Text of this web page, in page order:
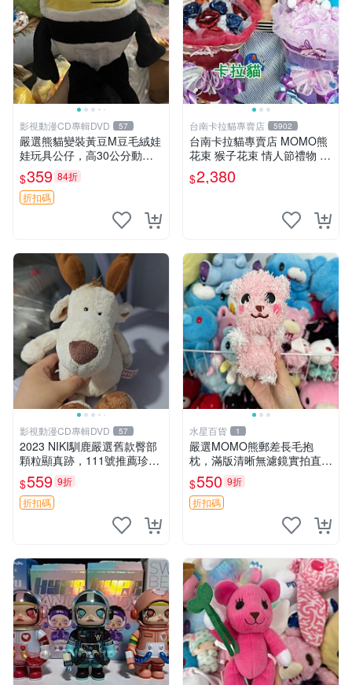
影視動漫CD專輯DVD 57
嚴選熊貓變裝黃豆M豆毛絨娃
娃玩具公仔，高30公分動漫
周邊 熊貓 變裝 公仔
$359 84折
折扣碼
台南卡拉貓專賣店 5902
台南卡拉貓專賣店 MOMO熊
花束 猴子花束 情人節禮物 二
選一 可繡字 可今天寄明天到
$2,380
影視動漫CD專輯DVD 57
2023 NIKI馴鹿嚴選舊款臀部
顆粒顯真跡，111號推薦珍藏
品 馴鹿 舊款 尾巴顆粒
$559 9折
折扣碼
水星百貨 1
嚴選MOMO熊郵差長毛抱
枕，滿版清晰無濾鏡實拍直
銷。每周新品到貨，不容錯
過！ 郵差熊 長毛 抱枕
$550 9折
折扣碼